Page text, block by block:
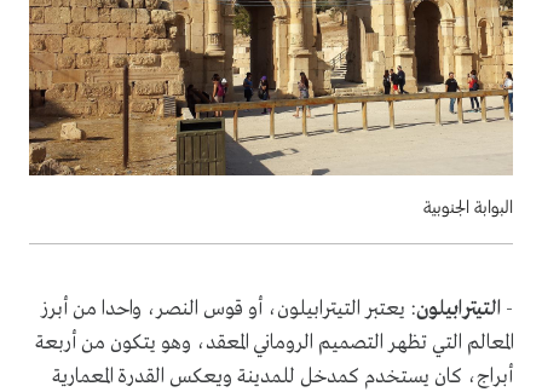
البوابة الجنوبية
- التيترابيلون: يعتبر التيترابيلون، أو قوس النصر، واحدا من أبرز
المعالم التي تظهر التصميم الروماني المعقد، وهو يتكون من أربعة
أبراج، كان يستخدم كمدخل للمدينة ويعكس القدرة المعمارية